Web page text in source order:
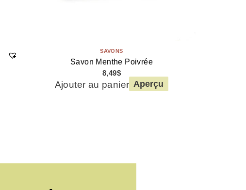
SAVONS
Savon Menthe Poivrée
8,49$
Ajouter au panier Aperçu